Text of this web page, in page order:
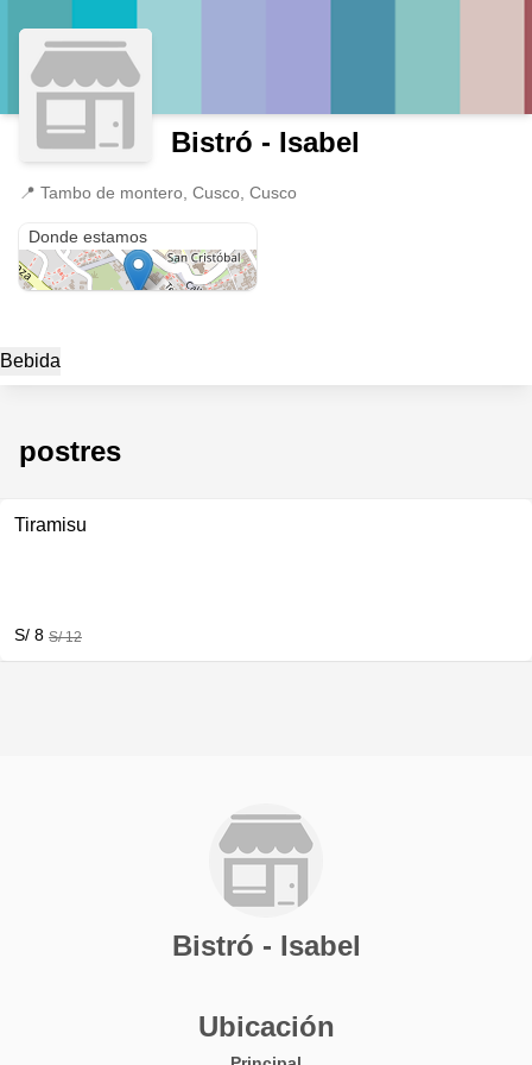
Bistró - Isabel
📍 Tambo de montero, Cusco, Cusco
Donde estamos
Bebida
postres
Tiramisu
S/ 8 S/ 12
Bistró - Isabel
Ubicación